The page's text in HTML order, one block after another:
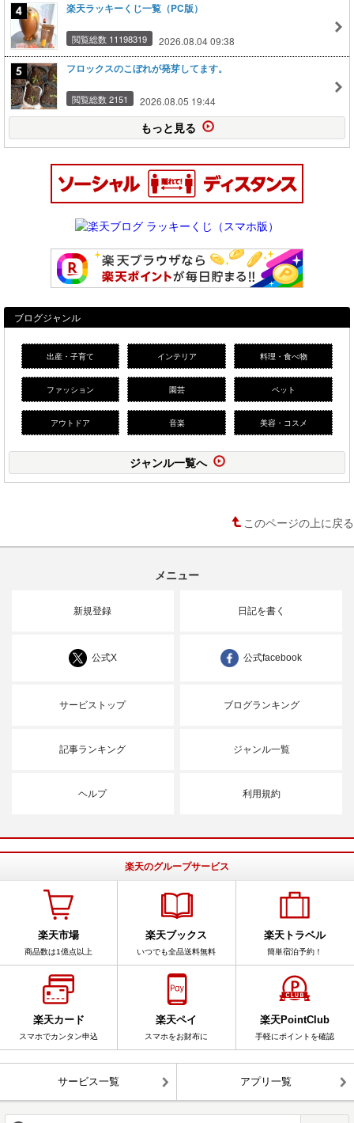
楽天ラッキーくじ一覧（PC版）
閲覧総数 11198319 2026.08.04 09:38
フロックスのこぼれが発芽してます。
閲覧総数 2151 2026.08.05 19:44
もっと見る
ブログジャンル
出産・子育て インテリア 料理・食べ物
ファッション 園芸 ペット
アウトドア 音楽 美容・コスメ
ジャンル一覧へ
このページの上に戻る
メニュー
新規登録 日記を書く
公式X 公式facebook
サービストップ ブログランキング
記事ランキング ジャンル一覧
ヘルプ 利用規約
楽天のグループサービス
楽天市場
商品数は1億点以上
楽天ブックス
いつでも全品送料無料
楽天トラベル
簡単宿泊予約！
楽天カード
スマホでカンタン申込
楽天ペイ
スマホをお財布に
楽天PointClub
手軽にポイントを確認
サービス一覧 アプリ一覧